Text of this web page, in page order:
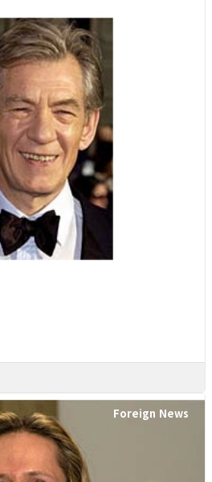
Foreign News